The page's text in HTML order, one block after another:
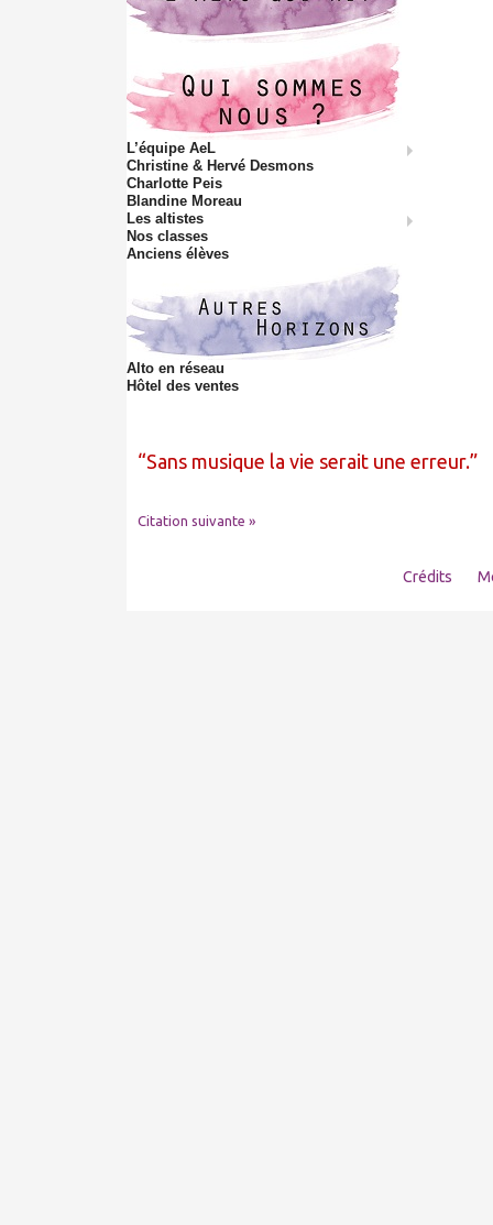
L’équipe AeL
Christine & Hervé Desmons
Charlotte Peis
Blandine Moreau
Les altistes
Nos classes
Anciens élèves
Alto en réseau
Hôtel des ventes
Sans musique la vie serait une erreur.
Citation suivante »
Crédits